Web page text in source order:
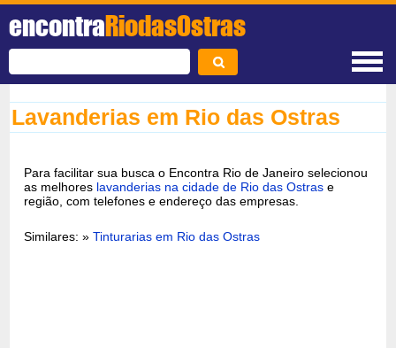
encontraRiodasOstras
Lavanderias em Rio das Ostras
Para facilitar sua busca o Encontra Rio de Janeiro selecionou
as melhores lavanderias na cidade de Rio das Ostras e
região, com telefones e endereço das empresas.
Similares: »Tinturarias em Rio das Ostras